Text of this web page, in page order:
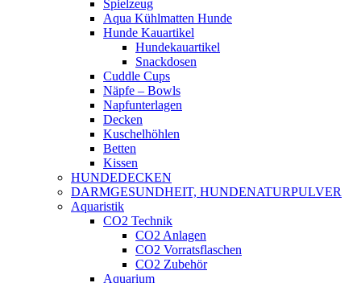
Spielzeug
Aqua Kühlmatten Hunde
Hunde Kauartikel
Hundekauartikel
Snackdosen
Cuddle Cups
Näpfe – Bowls
Napfunterlagen
Decken
Kuschelhöhlen
Betten
Kissen
HUNDEDECKEN
DARMGESUNDHEIT, HUNDENATURPULVER
Aquaristik
CO2 Technik
CO2 Anlagen
CO2 Vorratsflaschen
CO2 Zubehör
Aquarium